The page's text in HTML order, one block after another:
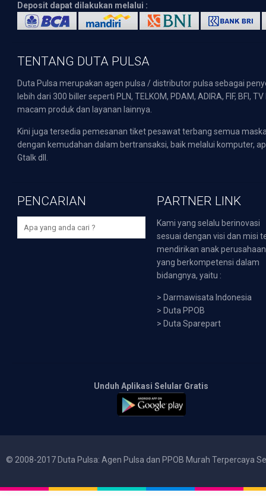
Deposit dapat dilakukan melalui :
TENTANG DUTA PULSA
Duta Pulsa merupakan agen pulsa / distributor pulsa sebagai
lebih dari 300 biller seperti PLN, TELKOM, PDAM, ADIRA, FIF,
macam produk dan layanan lainnya.
Kini juga tersedia pemesanan tiket pesawat terbang semua
dengan kemudahan dalam bertransaksi, baik melalui komputer,
Gtalk dll.
PENCARIAN PARTNER LINK
Kami yang selalu berinovasi
sesuai dengan visi dan misi
mendirikan anak perusahaan
yang berkompetensi dalam
bidangnya, yaitu :
> Darmawisata Indonesia
> Duta PPOB
> Duta Sparepart
Unduh Aplikasi Selular Gratis
© 2008-2017 Duta Pulsa: Agen Pulsa dan PPOB Murah Terpercaya